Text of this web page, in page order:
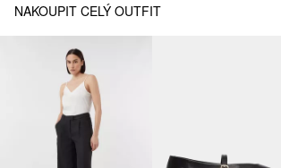
NAKOUPIT CELÝ OUTFIT